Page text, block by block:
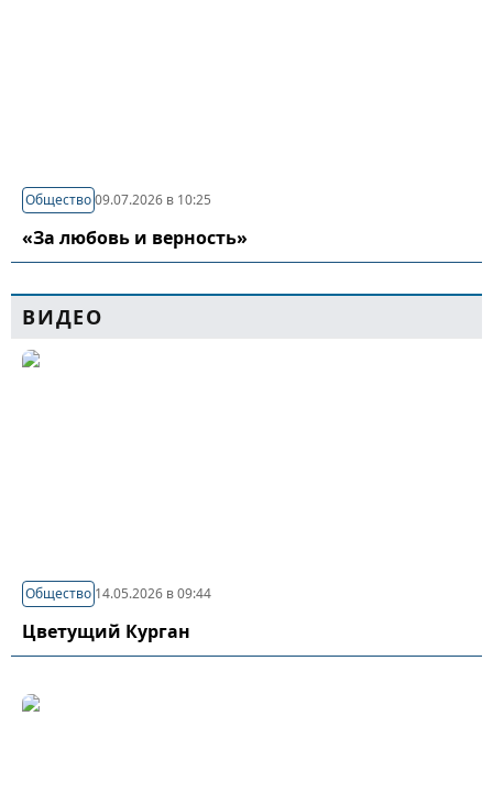
Общество09.07.2026 в 10:25
«За любовь и верность»
ВИДЕО
Общество 14.05.2026 в 09:44
Цветущий Курган